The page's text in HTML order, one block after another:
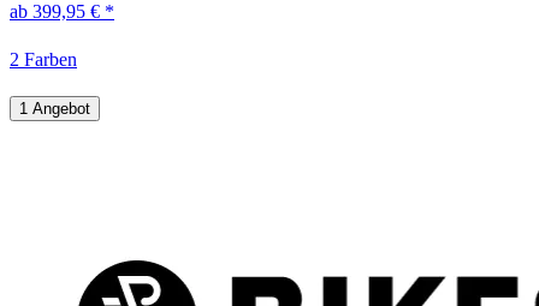
ab 399,95 € *
2 Farben
1 Angebot